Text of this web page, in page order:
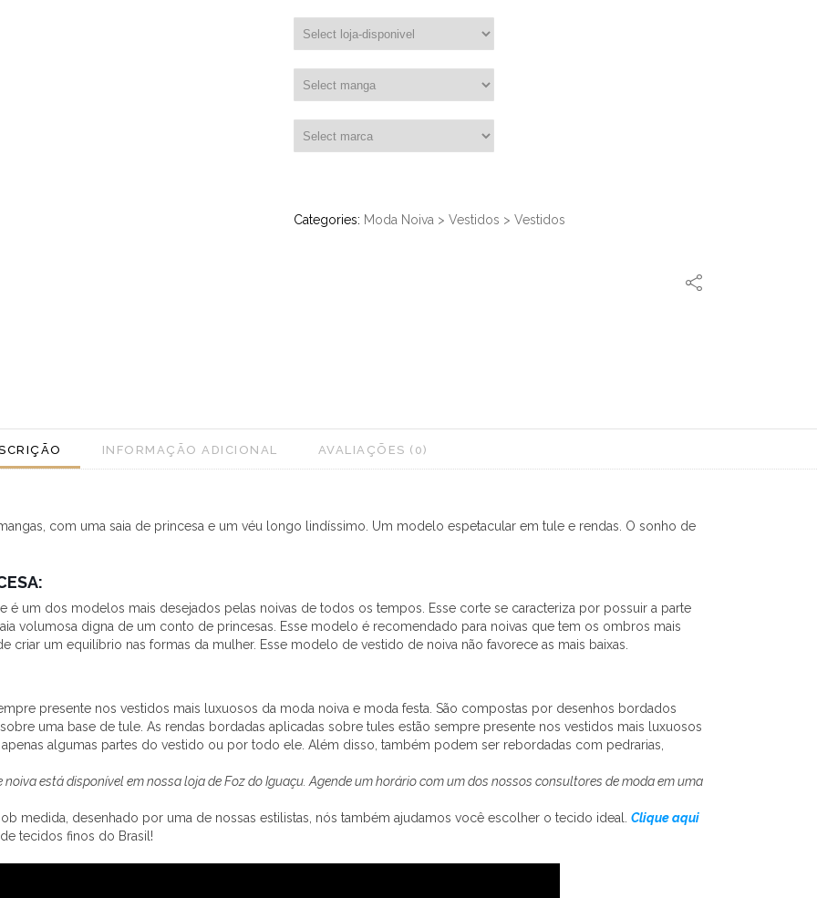
Categories: Moda Noiva > Vestidos > Vestidos
INFORMAÇÃO ADICIONAL AVALIAÇÕES (0)
com uma saia de princesa e um véu longo lindíssimo. Um modelo espetacular em tule e rendas. O sonho de
é um dos modelos mais desejados pelas noivas de todos os tempos. Esse corte se caracteriza por possuir a parte
volumosa digna de um conto de princesas. Esse modelo é recomendado para noivas que tem os ombros mais
criar um equilíbrio nas formas da mulher. Esse modelo de vestido de noiva não favorece as mais baixas.
presente nos vestidos mais luxuosos da moda noiva e moda festa. São compostas por desenhos bordados
uma base de tule. As rendas bordadas aplicadas sobre tules estão sempre presente nos vestidos mais luxuosos
algumas partes do vestido ou por todo ele. Além disso, também podem ser rebordadas com pedrarias,
está disponível em nossa loja de Foz do Iguaçu. Agende um horário com um dos nossos consultores de moda em uma
medida, desenhado por uma de nossas estilistas, nós também ajudamos você escolher o tecido ideal. Clique aqui
tecidos finos do Brasil!